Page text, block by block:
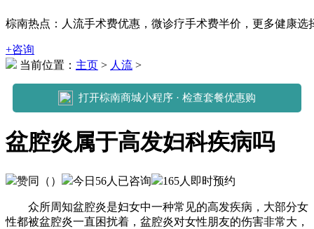
棕南热点：人流手术费优惠，微诊疗手术费半价，更多健康选
+咨询
当前位置： 主页 > 人流 >
打开棕南商城小程序 · 检查套餐优惠购
盆腔炎属于高发妇科疾病吗
赞同（ ） 今日 56人已咨询 165人即时预约
众所周知盆腔炎是妇女中一种常见的高发疾病，大部分女
性都被盆腔炎一直困扰着，盆腔炎对女性朋友的伤害非常大，